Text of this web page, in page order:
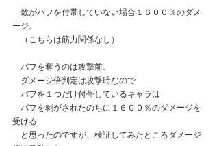
敵がバフを付帯していない場合１６００％のダメ
ージ。
（こちらは筋力関係なし）
バフを奪うのは攻撃前。
ダメージ倍判定は攻撃時なので
バフを１つだけ付帯しているキャラは
バフを剥がされたのちに１６００％のダメージを
受ける
と思ったのですが、検証してみたところダメージ